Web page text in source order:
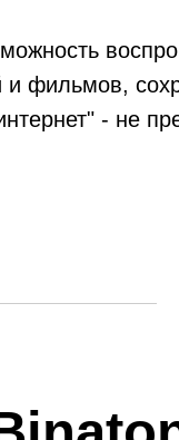
фильмов,
- не